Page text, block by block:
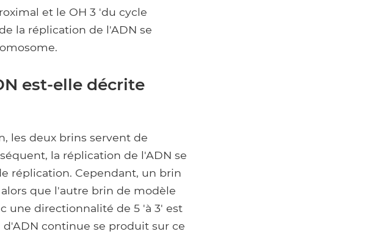
et le OH 3 'du cycle
la réplication de l'ADN se
est-elle décrite
les deux brins servent de
la réplication de l'ADN se
réplication. Cependant, un brin
que l'autre brin de modèle
une directionnalité de 5 'à 3' est
continue se produit sur ce